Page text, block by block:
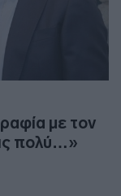
με τον
πολύ…»